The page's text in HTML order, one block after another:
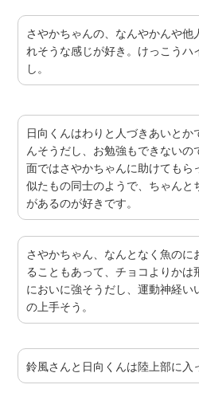
さやかちゃんの、なんやかんや他
れそうな感じが好き。けっこうハ
し。
日向くんはわりと人づきあいとか
んそうだし、お勉強もできないの
面ではさやかちゃんに助けてもら
似たもの同士のようで、ちゃんと
があるのが好きです。
さやかちゃん、なんとなく魚のに
ることもあって、チョコよりかは
においに強そうだし、運動神経い
の上手そう。
鈴風さんと日向くんは陸上部に入